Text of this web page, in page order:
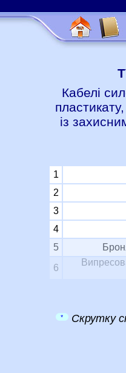
Кабелі
із
1
2
3
4
5
6
* Скрутку